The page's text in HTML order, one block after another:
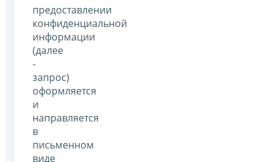
предоставлении
конфиденциальной
информации
(далее
-
запрос)
оформляется
и
направляется
в
письменном
виде